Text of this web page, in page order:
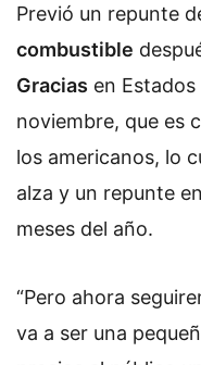
Previó un repunte
combustible
Gracias en
noviembre, que es
los americanos, lo
alza y un repunte
meses del año.
“Pero ahora
va a ser una